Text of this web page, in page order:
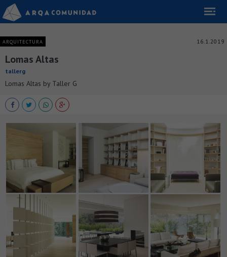
ARQUITECTURA 16.1.2019
Lomas Altas
tallerg
Lomas Altas by Taller G